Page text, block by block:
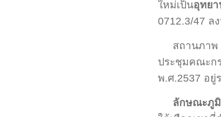
ใหม่เป็นอุทย
0712.3/47 ล
สถานภาพ
ประชุมคณะก
พ.ศ.2537 อยู่
ลักษณะภู